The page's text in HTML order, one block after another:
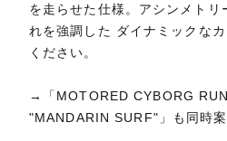
を走らせた仕様。アシンメトリ
れを強調した ダイナミックな
ください。
→「MOTORED CYBORG
"MANDARIN SURF"」も同時案